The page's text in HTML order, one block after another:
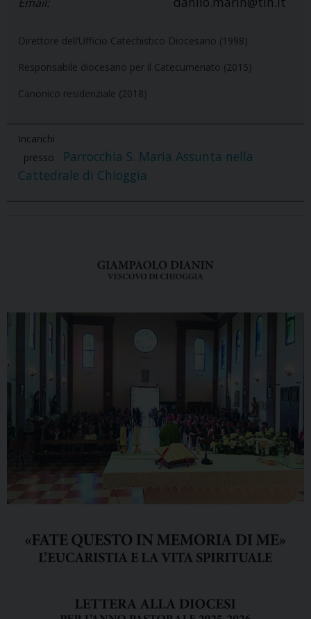
Direttore dell’Ufficio Catechistico Diocesano (1998)
Responsabile diocesano per il Catecumenato (2015)
Canonico residenziale (2018)
Incarichi
presso
Parrocchia S. Maria Assunta nella
Cattedrale di Chioggia